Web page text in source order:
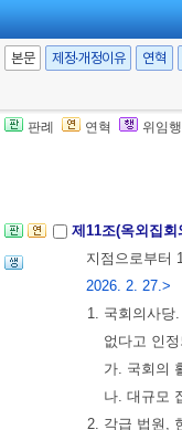
부개정]
본문 제정·개정이유 연혁
판례 연혁 위임
정된 것) 제10
[한정위헌,
제10조 본문
제11조(옥외집
지점으로부터
2026. 2. 27.>
1. 국회의사당
없다고 인
가. 국회의
나. 대규모
2. 각급 법원,